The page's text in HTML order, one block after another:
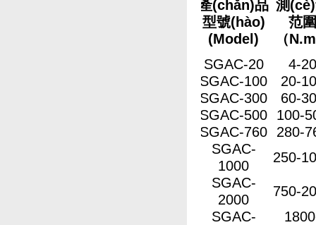
產(chǎn)品
型號(hào)
(Model)
測
范圍
（N.m
SGAC-20
4-20
SGAC-100
20-
SGAC-300
60-
SGAC-500
100-
SGAC-760
280-
SGAC-
1000
250-
SGAC-
2000
750-
SGAC-